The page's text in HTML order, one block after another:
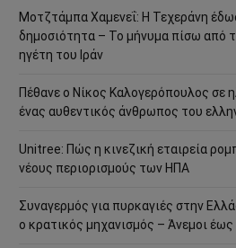
Μοτζτάμπα Χαμενεΐ: Η Τεχεράνη
δημοσιότητα – Το μήνυμα πίσω από
ηγέτη του Ιράν
Πέθανε ο Νίκος Καλογερόπουλος σε
ένας αυθεντικός άνθρωπος του
Unitree: Πώς η κινεζική εταιρεία
νέους περιορισμούς των ΗΠΑ
Συναγερμός για πυρκαγιές στην
ο κρατικός μηχανισμός – Άνεμοι